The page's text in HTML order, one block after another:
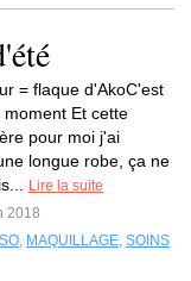
= flaque d'AkoC'est
moment Et cette
pour moi j'ai
longue robe, ça ne
Lire la suite
2018
, MAQUILLAGE, SOINS